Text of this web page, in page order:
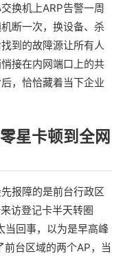
换机上ARP告警一周
断一次，换设备、杀
到的故障源让所有人
接在内网端口上的共
，恰恰藏着当下企业
星卡顿到全网
报障的是前台行政区
访登记卡半天转圈
当回事，以为是早高峰
台区域的两个AP，当